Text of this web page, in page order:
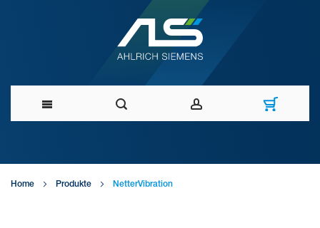
zum
Home Produkte NetterVibration